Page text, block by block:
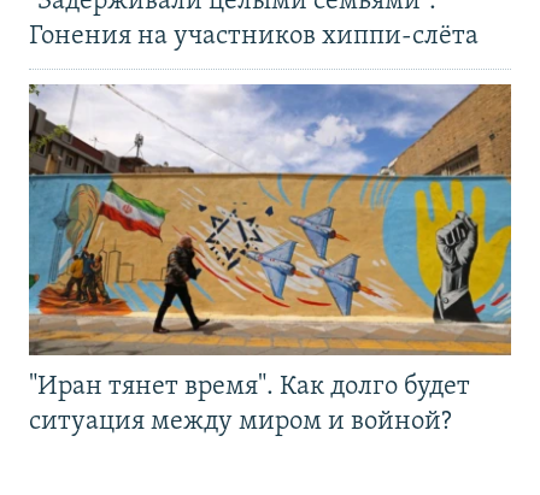
Гонения на участников хиппи-слёта
"Иран тянет время". Как долго будет
ситуация между миром и войной?